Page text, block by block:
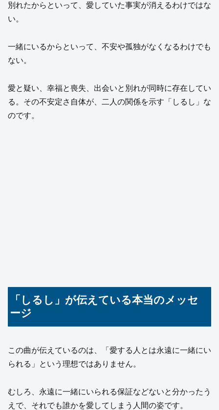
別れたからといって、愛していた事実が消えるわけではな
い。
一緒にいるからといって、不安や孤独がなくなるわけでも
ない。
愛と疑い、幸福と喪失、出会いと別れが同時に存在してい
る。その不安定さ自体が、二人の関係を示す「しるし」な
のです。
「しるし」が伝えている本当のメッセ
ージ
この曲が伝えているのは、「愛する人とは永遠に一緒にい
られる」という理想ではありません。
むしろ、永遠に一緒にいられる保証などないと分かったう
えで、それでも誰かを愛してしまう人間の姿です。